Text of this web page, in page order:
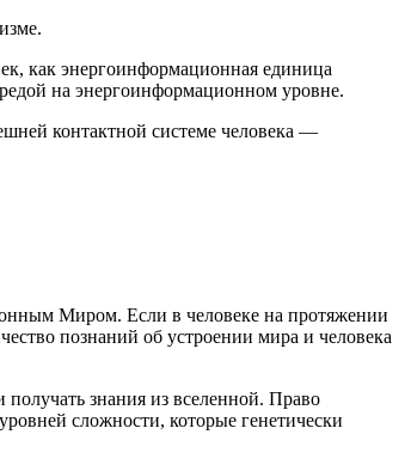
как энергоинформационная единица
на энергоинформационном уровне.
контактной системе человека —
Миром. Если в человеке на протяжении
познаний об устроении мира и человека
знания из вселенной. Право
сложности, которые генетически